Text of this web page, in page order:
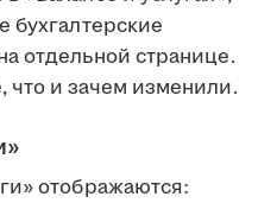
бухгалтерские
отдельной странице.
что и зачем изменили.
отображаются: